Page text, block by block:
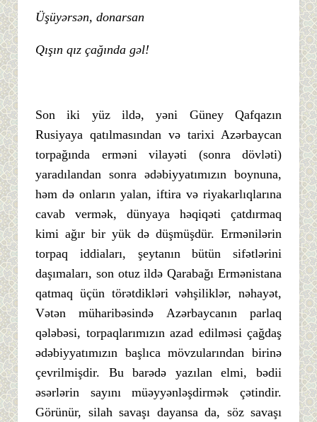
Üşüyərsən, donarsan
Qışın qız çağında gəl!
Son iki yüz ildə, yəni Güney Qafqazın
Rusiyaya qatılmasından və tarixi Azərbaycan
torpağında erməni vilayəti (sonra dövləti)
yaradılandan sonra ədəbiyyatımızın boynuna,
həm də onların yalan, iftira və riyakarlıqlarına
cavab vermək, dünyaya həqiqəti çatdırmaq
kimi ağır bir yük də düşmüşdür. Ermənilərin
torpaq iddiaları, şeytanın bütün sifətlərini
daşımaları, son otuz ildə Qarabağı Ermənistana
qatmaq üçün törətdikləri vəhşiliklər, nəhayət,
Vətən müharibəsində Azərbaycanın parlaq
qələbəsi, torpaqlarımızın azad edilməsi çağdaş
ədəbiyyatımızın başlıca mövzularından birinə
çevrilmişdir. Bu barədə yazılan elmi, bədii
əsərlərin sayını müəyyənləşdirmək çətindir.
Görünür, silah savaşı dayansa da, söz savaşı